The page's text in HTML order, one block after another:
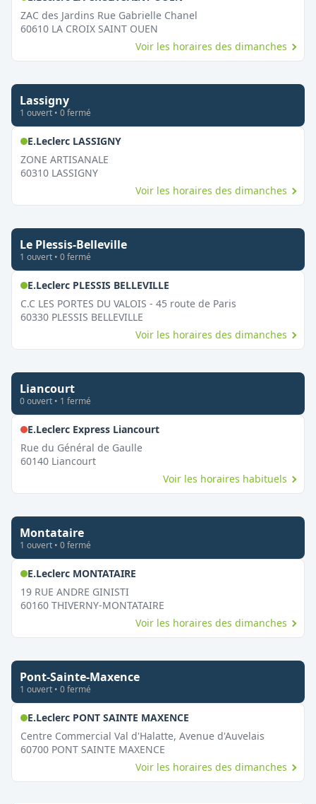
ZAC des Jardins Rue Gabrielle Chanel
60610 LA CROIX SAINT OUEN
Voir les horaires des dimanches
Lassigny
1 ouvert • 0fermé
E.Leclerc LASSIGNY,
ZONE ARTISANALE
60310 LASSIGNY
Voir les horaires des dimanches
Le Plessis-Belleville
1 ouvert • 0fermé
E.Leclerc PLESSIS BELLEVILLE,
C.C LES PORTES DU VALOIS - 45 route de Paris
60330 PLESSIS BELLEVILLE
Voir les horaires des dimanches
Liancourt
0ouvert • 1 fermé
E.Leclerc Express Liancourt,
Rue du Général de Gaulle
60140 Liancourt
Voir les horaires habituels
Montataire
1 ouvert • 0fermé
E.Leclerc MONTATAIRE,
19 RUE ANDRE GINISTI
60160 THIVERNY-MONTATAIRE
Voir les horaires des dimanches
Pont-Sainte-Maxence
1 ouvert • 0fermé
E.Leclerc PONT SAINTE MAXENCE,
Centre Commercial Val d'Halatte, Avenue d'Auvelais
60700 PONT SAINTE MAXENCE
Voir les horaires des dimanches